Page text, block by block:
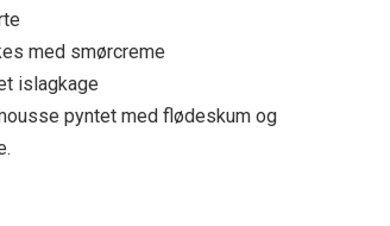
med smørcreme
islagkage
pyntet med flødeskum og